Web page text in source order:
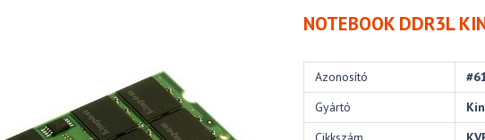
NOTEBOOK DDR3L
Azonosító
Gyártó